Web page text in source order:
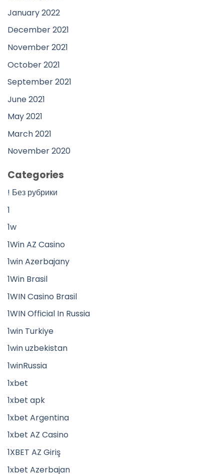
January 2022
December 2021
November 2021
October 2021
September 2021
June 2021
May 2021
March 2021
November 2020
Categories
! Без рубрики
1
1w
1Win AZ Casino
1win Azerbajany
1Win Brasil
1WIN Casino Brasil
1WIN Official In Russia
1win Turkiye
1win uzbekistan
1winRussia
1xbet
1xbet apk
1xbet Argentina
1xbet AZ Casino
1XBET AZ Giriş
1xbet Azerbajan